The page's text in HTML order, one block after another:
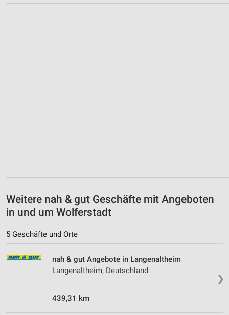
Weitere nah & gut Geschäfte mit Angeboten
in und um Wolferstadt
5 Geschäfte und Orte
❯
nah & gut Angebote in Langenaltheim
Langenaltheim, Deutschland
439,31 km